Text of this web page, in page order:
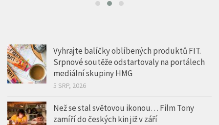
Vyhrajte balíčky oblíbených produktů FIT.
Srpnové soutěže odstartovaly na portálech
mediální skupiny HMG
5 SRP, 2026
Než se stal světovou ikonou… Film Tony
zamíří do českých kin již v září